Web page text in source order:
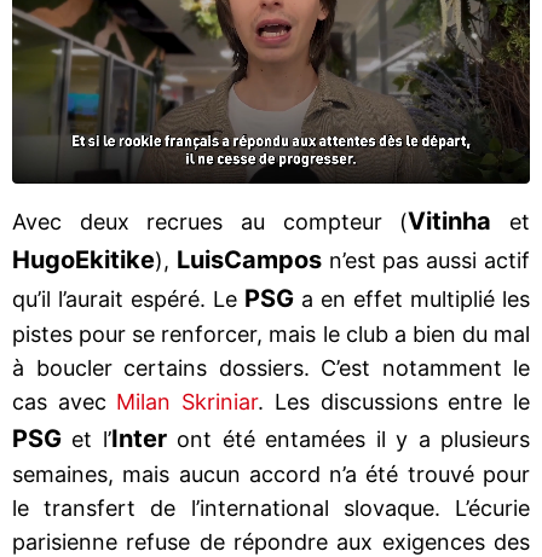
Avec deux recrues au compteur (Vitinha et
HugoEkitike), LuisCamposn’est pas aussi actif
qu’il l’aurait espéré. Le PSG a en effet multiplié les
pistes pour se renforcer, mais le club a bien du mal
à boucler certains dossiers. C’est notamment le
cas avec Milan Skriniar. Les discussions entre le
PSG et l’Interont été entamées il y a plusieurs
semaines, mais aucun accord n’a été trouvé pour
le transfert de l’international slovaque. L’écurie
parisienne refuse de répondre aux exigences des